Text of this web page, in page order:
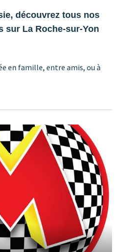
découvrez tous nos
sur La Roche-sur-Yon
en famille, entre amis, ou à